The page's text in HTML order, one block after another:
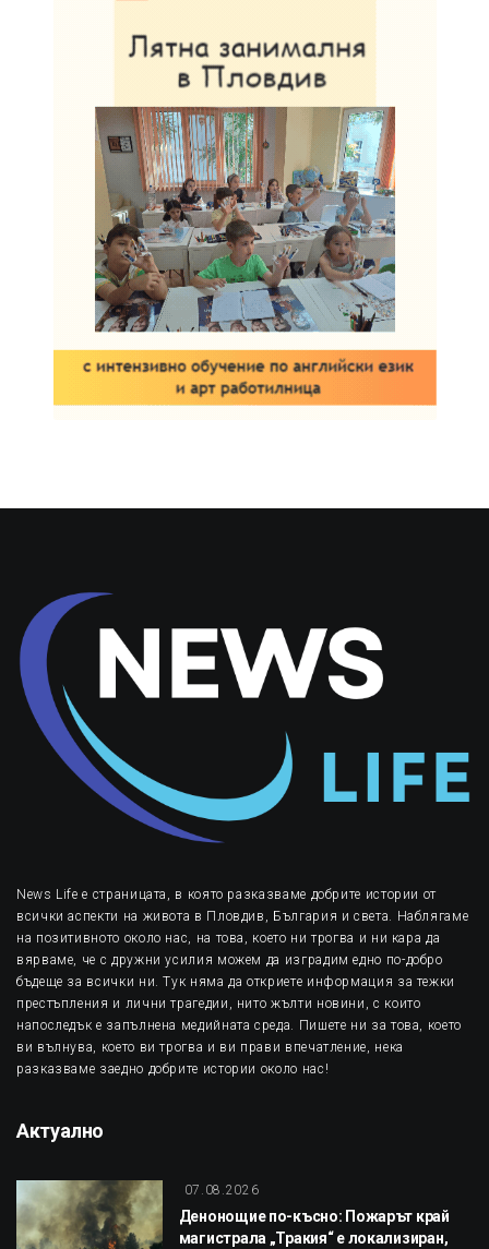
News Life е страницата, в която разказваме добрите истории от
всички аспекти на живота в Пловдив, България и света. Наблягаме
на позитивното около нас, на това, което ни трогва и ни кара да
вярваме, че с дружни усилия можем да изградим едно по-добро
бъдеще за всички ни. Тук няма да откриете информация за тежки
престъпления и лични трагедии, нито жълти новини, с които
напоследък е запълнена медийната среда. Пишете ни за това, което
ви вълнува, което ви трогва и ви прави впечатление, нека
разказваме заедно добрите истории около нас!
Актуално
07.08.2026
Денонощие по-късно: Пожарът край
магистрала „Тракия“ е локализиран,